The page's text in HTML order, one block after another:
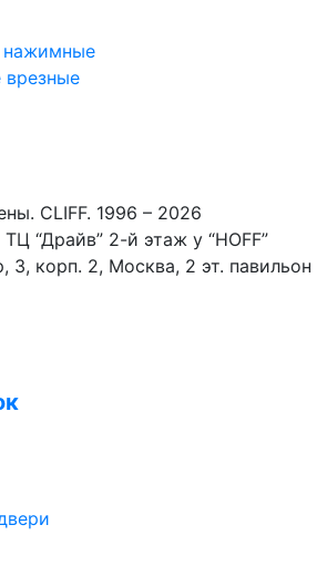
нажимные
CLIFF. 1996 – 2026
ТЦ “Драйв” 2-й этаж у “HOFF”
корп. 2, Москва, 2 эт. павильон